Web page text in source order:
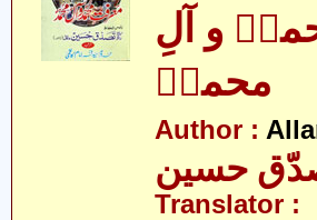
و آلِ
محمدؑ
Author :
حسین
Translator :